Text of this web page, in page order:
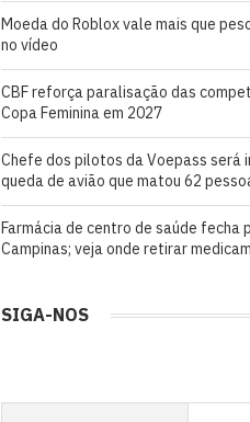
Moeda do Roblox vale mais que
no vídeo
CBF reforça paralisação das
Copa Feminina em 2027
Chefe dos pilotos da Voepass será
queda de avião que matou 62
Farmácia de centro de saúde fecha
Campinas; veja onde retirar
SIGA-NOS